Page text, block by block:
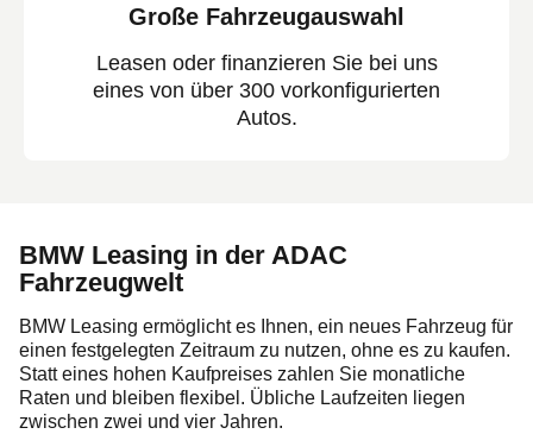
Große Fahrzeugauswahl
Leasen oder finanzieren Sie bei uns
eines von über 300 vorkonfigurierten
Autos.
BMW Leasing in der ADAC
Fahrzeugwelt
BMW Leasing ermöglicht es Ihnen, ein neues Fahrzeug für
einen festgelegten Zeitraum zu nutzen, ohne es zu kaufen.
Statt eines hohen Kaufpreises zahlen Sie monatliche
Raten und bleiben flexibel. Übliche Laufzeiten liegen
zwischen zwei und vier Jahren.